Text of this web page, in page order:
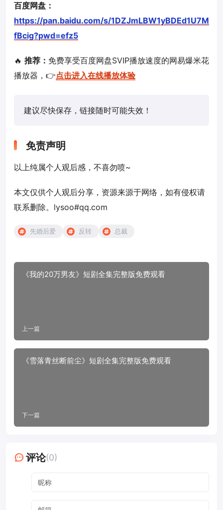
百度网盘：
https://pan.baidu.com/s/1DZJmLBW1yBDEd1U7M
fBcig?pwd=efz5
🔥 推荐： 免费享受百度网盘SVIP播放速度的网易爆米花
播放器，👉点击进入在线播放体验
建议尽快保存，链接随时可能失效！
免责声明
以上纯属个人观后感，不喜勿喷~
本文仅供个人观后分享，资源来源于网络，如有侵权请
联系删除。lysoo#qq.com
先婚后爱 反转 总裁
《我的20万男友》短剧全集完整版免费观看
上一篇
《雪落青丝断前尘》短剧全集完整版免费观看
下一篇
评论(0)